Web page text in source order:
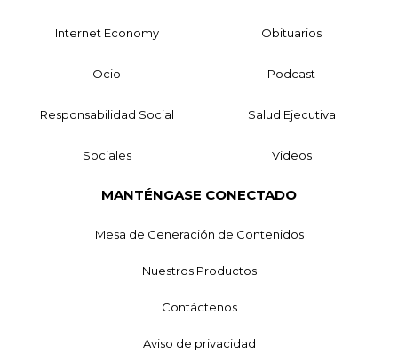
Internet Economy Obituarios
Ocio Podcast
Responsabilidad Social Salud Ejecutiva
Sociales Videos
MANTÉNGASE CONECTADO
Mesa de Generación de Contenidos
Nuestros Productos
Contáctenos
Aviso de privacidad